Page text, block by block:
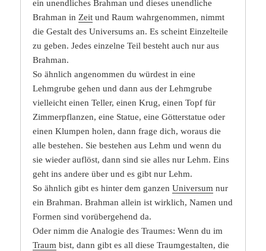
ein unendliches Brahman und dieses unendliche
Brahman inZeit und Raum wahrgenommen, nimmt
die Gestalt des Universums an. Es scheint Einzelteile
zu geben. Jedes einzelne Teil besteht auch nur aus
Brahman.
So ähnlich angenommen du würdest in eine
Lehmgrube gehen und dann aus der Lehmgrube
vielleicht einen Teller, einen Krug, einen Topf für
Zimmerpflanzen, eine Statue, eine Götterstatue oder
einen Klumpen holen, dann frage dich, woraus die
alle bestehen. Sie bestehen aus Lehm und wenn du
sie wieder auflöst, dann sind sie alles nur Lehm. Eins
geht ins andere über und es gibt nur Lehm.
So ähnlich gibt es hinter dem ganzenUniversum nur
ein Brahman. Brahman allein ist wirklich, Namen und
Formen sind vorübergehend da.
Oder nimm die Analogie des Traumes: Wenn du im
Traum bist, dann gibt es all diese Traumgestalten, die